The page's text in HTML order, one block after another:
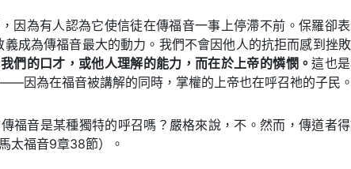
因為有人認為它使信徒在傳福音一事上停滯不前。保羅卻
義成為傳福音最大的動力。我們不會因他人的抗拒而感到挫
們的口才，或他人理解的能力，而在於上帝的憐憫。這也
因為在福音被講解的同時，掌權的上帝也在呼召祂的子民。
福音是某種獨特的呼召嗎？嚴格來說，不。然而，傳道者
太福音9章38節）。